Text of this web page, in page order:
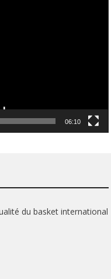
06:10
du basket international